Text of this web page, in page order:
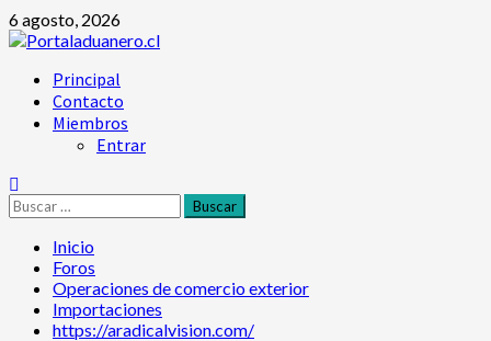
Saltar
al
6 agosto, 2026
Menú
principal
Principal
Contacto
Miembros
Entrar
Buscar:
Inicio
Foros
Operaciones de comercio exterior
Importaciones
https://aradicalvision.com/